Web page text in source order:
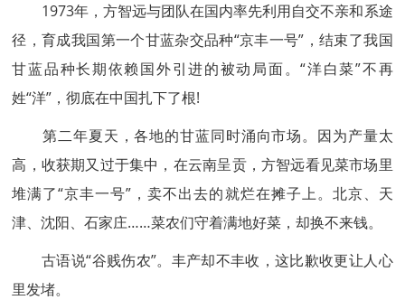
1973年，方智远与团队在国内率先利用自交不亲和系途
径，育成我国第一个甘蓝杂交品种“京丰一号”，结束了我国
甘蓝品种长期依赖国外引进的被动局面。“洋白菜”不再
姓“洋”，彻底在中国扎下了根!
第二年夏天，各地的甘蓝同时涌向市场。因为产量太
高，收获期又过于集中，在云南呈贡，方智远看见菜市场里
堆满了“京丰一号”，卖不出去的就烂在摊子上。北京、天
津、沈阳、石家庄……菜农们守着满地好菜，却换不来钱。
古语说“谷贱伤农”。丰产却不丰收，这比歉收更让人心
里发堵。